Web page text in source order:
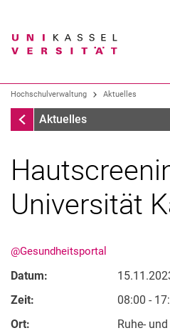
Suchbegriff
Suchmaschine
Suchen
Hochschulverwaltung Aktuelles
Aktuelles
Aktuelles
Universität
@Gesundheitsportal
Datum:
Zeit:
08:00 -
Ort:
Ruhe-